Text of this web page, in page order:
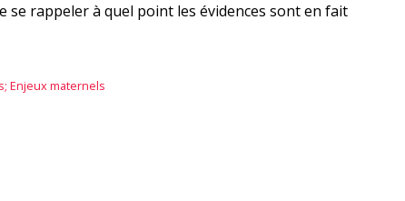
se rappeler à quel point les évidences sont en fait
Enjeux maternels